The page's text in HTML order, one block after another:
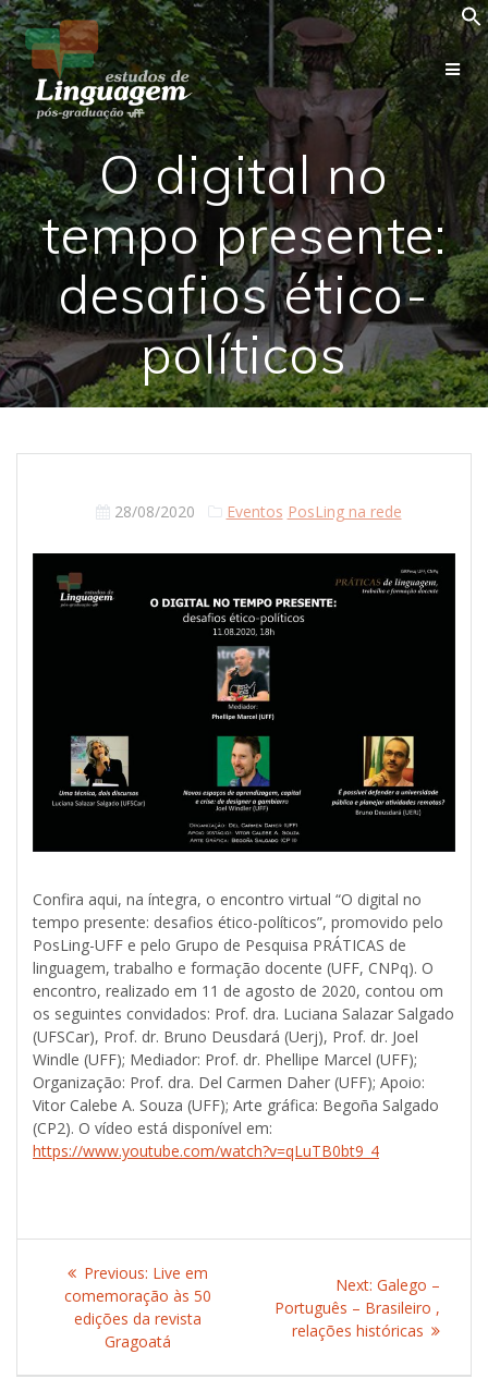
Skip
to
content
O digital no
tempo presente:
desafios ético-
políticos
28/08/2020 Eventos PosLing na rede
Confira aqui, na íntegra, o encontro virtual “O digital no
tempo presente: desafios ético-políticos”, promovido pelo
PosLing-UFF e pelo Grupo de Pesquisa PRÁTICAS de
linguagem, trabalho e formação docente (UFF, CNPq). O
encontro, realizado em 11 de agosto de 2020, contou om
os seguintes convidados: Prof. dra. Luciana Salazar Salgado
(UFSCar), Prof. dr. Bruno Deusdará (Uerj), Prof. dr. Joel
Windle (UFF); Mediador: Prof. dr. Phellipe Marcel (UFF);
Organização: Prof. dra. Del Carmen Daher (UFF); Apoio:
Vitor Calebe A. Souza (UFF); Arte gráfica: Begoña Salgado
(CP2). O vídeo está disponível em:
https://www.youtube.com/watch?v=qLuTB0bt9_4
Post
navigation
Previous: Previous
post:
Live em
comemoração às 50
edições da revista
Gragoatá
Next: Next
post:
Galego –
Português – Brasileiro ,
relações históricas